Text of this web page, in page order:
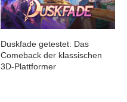
Duskfade getestet: Das
Comeback der klassischen
3D-Plattformer